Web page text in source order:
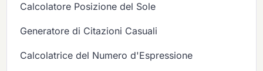
Calcolatore Posizione del Sole
Generatore di Citazioni Casuali
Calcolatrice del Numero d'Espressione